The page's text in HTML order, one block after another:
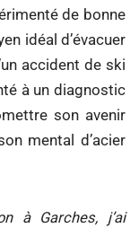
de bonne
idéal d’évacuer
accident de ski
à un diagnostic
son avenir
mental d’acier
à Garches, j’ai